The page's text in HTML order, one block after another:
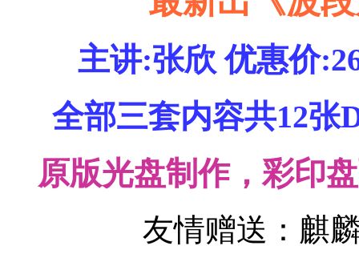
主讲:张欣优惠价
全部三套内容共12张
原版光盘制作，彩印
友情赠送：麒